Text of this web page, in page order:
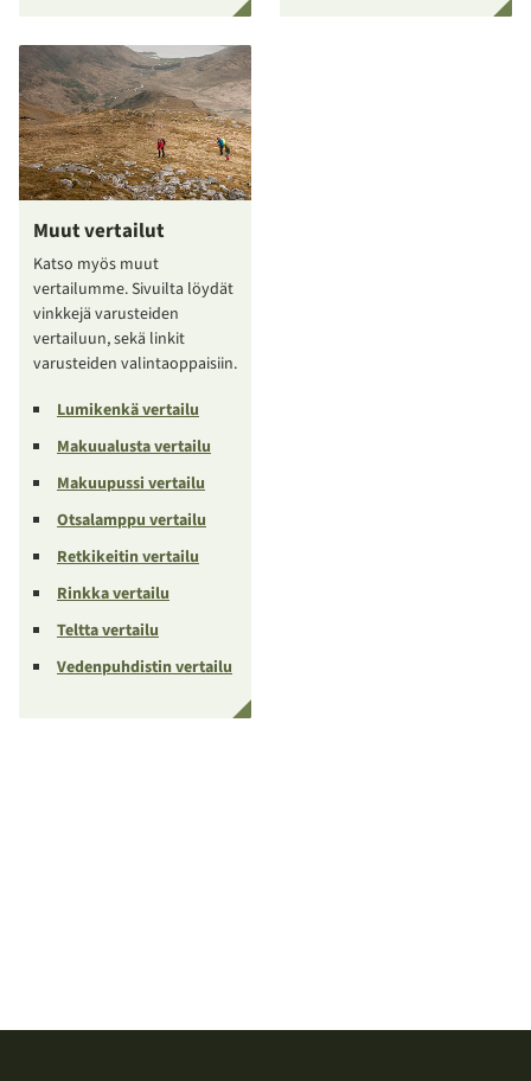
Muut vertailut
Katso myös muut
vertailumme. Sivuilta löydät
vinkkejä varusteiden
vertailuun, sekä linkit
varusteiden valintaoppaisiin.
Lumikenkä vertailu
Makuualusta vertailu
Makuupussi vertailu
Otsalamppu vertailu
Retkikeitin vertailu
Rinkka vertailu
Teltta vertailu
Vedenpuhdistin vertailu